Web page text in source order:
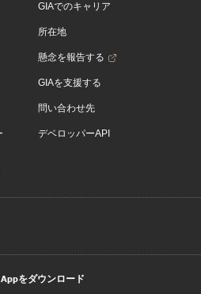
GIAでのキャリア
所在地
懸念を報告する
GIAを支援する
問い合わせ先
デベロッパーAPI
をダウンロード